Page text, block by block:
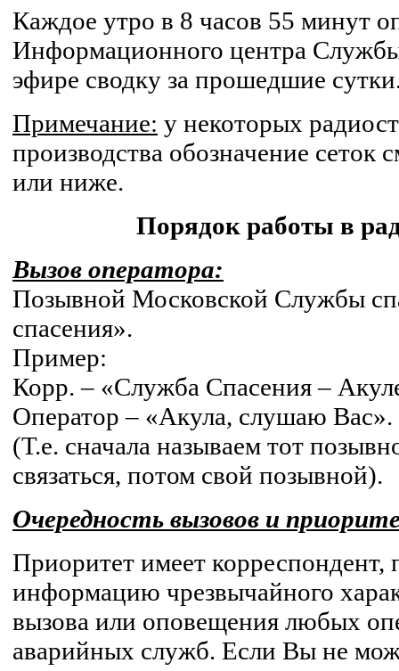
Каждое утро в 8 часов 55 минут
Информационного центра Службы
эфире сводку за прошедшие
Примечание: у некоторых
производства обозначение
или ниже.
Порядок работы в
Вызов оператора:
Позывной Московской Службы
спасения».
Пример:
Корр. – «Служба Спасения –
Оператор – «Акула, слушаю Вас».
(Т.е. сначала называем тот
связаться, потом свой позывной).
Очередность вызовов и
Приоритет имеет
информацию чрезвычайного
вызова или оповещения любых
аварийных служб. Если Вы не